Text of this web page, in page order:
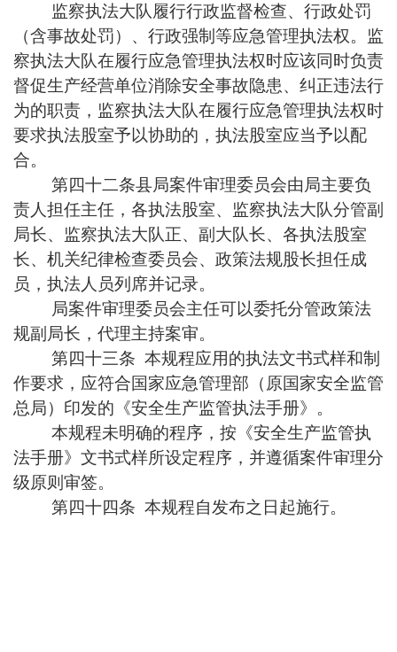
监察执法大队履行行政监督检查、行政处罚
（含事故处罚）、行政强制等应急管理执法权。监
察执法大队在履行应急管理执法权时应该同时负责
督促生产经营单位消除安全事故隐患、纠正违法行
为的职责，监察执法大队在履行应急管理执法权时
要求执法股室予以协助的，执法股室应当予以配
合。
第四十二条县局案件审理委员会由局主要负
责人担任主任，各执法股室、监察执法大队分管副
局长、监察执法大队正、副大队长、各执法股室
长、机关纪律检查委员会、政策法规股长担任成
员，执法人员列席并记录。
局案件审理委员会主任可以委托分管政策法
规副局长，代理主持案审。
第四十三条 本规程应用的执法文书式样和制
作要求，应符合国家应急管理部（原国家安全监管
总局）印发的《安全生产监管执法手册》。
本规程未明确的程序，按《安全生产监管执
法手册》文书式样所设定程序，并遵循案件审理分
级原则审签。
第四十四条 本规程自发布之日起施行。